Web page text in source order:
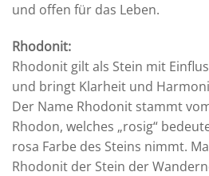
und offen für das Leben.
Rhodonit:
Rhodonit gilt als Stein mit
und bringt Klarheit und
Der Name Rhodonit stammt
Rhodon, welches „rosig“
rosa Farbe des Steins nimmt.
Rhodonit der Stein der